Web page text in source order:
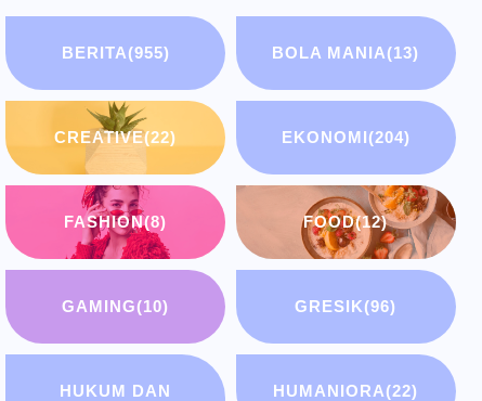
BERITA(955) BOLA MANIA(13)
CREATIVE(22) EKONOMI(204)
FASHION(8) FOOD(12)
GAMING(10) GRESIK(96)
HUKUM DAN
HUMANIORA(22)